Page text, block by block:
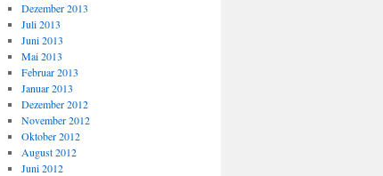
Dezember 2013
Juli 2013
Juni 2013
Mai 2013
Februar 2013
Januar 2013
Dezember 2012
November 2012
Oktober 2012
August 2012
Juni 2012